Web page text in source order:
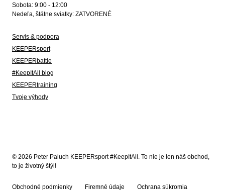
Sobota: 9:00 - 12:00
Nedeľa, štátne sviatky: ZATVORENÉ
Servis & podpora
KEEPERsport
KEEPERbattle
#KeepItAll blog
KEEPERtraining
Tvoje výhody
© 2026 Peter Paluch KEEPERsport #KeepItAll. To nie je len náš obchod,
to je životný štýl!
Obchodné podmienky Firemné údaje Ochrana súkromia